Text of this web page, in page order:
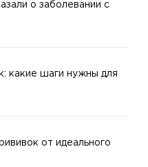
о заболевании с
какие шаги нужны для
от идеального